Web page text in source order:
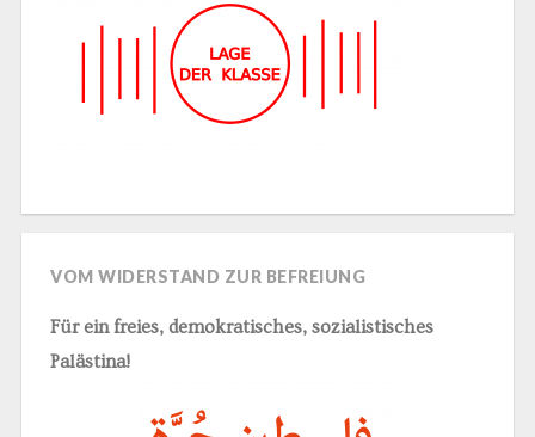
VOM WIDERSTAND ZUR BEFREIUNG
Für ein freies, demokratisches, sozialistisches
Palästina!